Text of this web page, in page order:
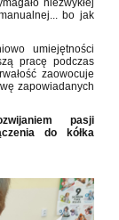
niezwykłej
bo jak
umiejętności
pracę podczas
zaowocuje
zapowiadanych
pasji
do kółka